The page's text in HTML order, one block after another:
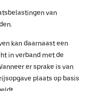
van
kan daarnaast een
in verband met de
er sprake is van
plaats op basis